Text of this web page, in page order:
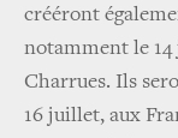
crééront
notamment le
Charrues. Ils
16 juillet, aux